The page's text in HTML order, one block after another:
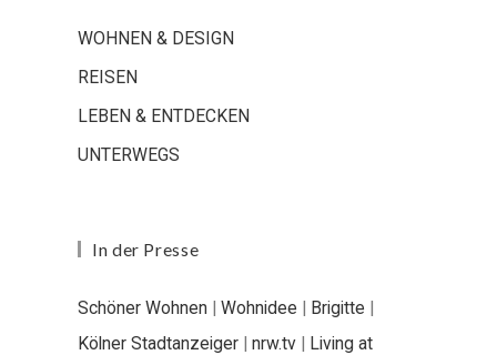
WOHNEN & DESIGN
REISEN
LEBEN & ENTDECKEN
UNTERWEGS
In der Presse
Schöner Wohnen | Wohnidee | Brigitte |
Kölner Stadtanzeiger | nrw.tv | Living at